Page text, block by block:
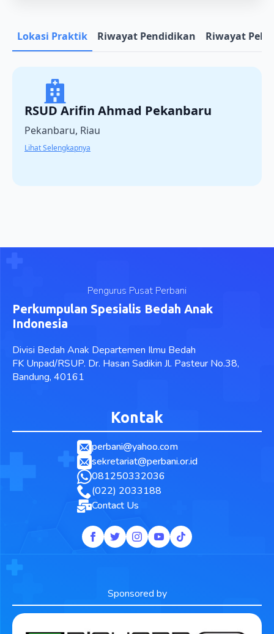
Lokasi Praktik Riwayat Pendidikan Riwayat
RSUD Arifin Ahmad Pekanbaru
Pekanbaru, Riau
Lihat Selengkapnya
Pengurus Pusat Perbani
Perkumpulan Spesialis Bedah Anak
Indonesia
Divisi Bedah Anak Departemen Ilmu Bedah
FK Unpad/RSUP. Dr. Hasan Sadikin Jl. Pasteur No.38,
Bandung, 40161
Kontak
perbani@yahoo.com
sekretariat@perbani.or.id
081250332036
(022) 2033188
Contact Us
Sponsored by